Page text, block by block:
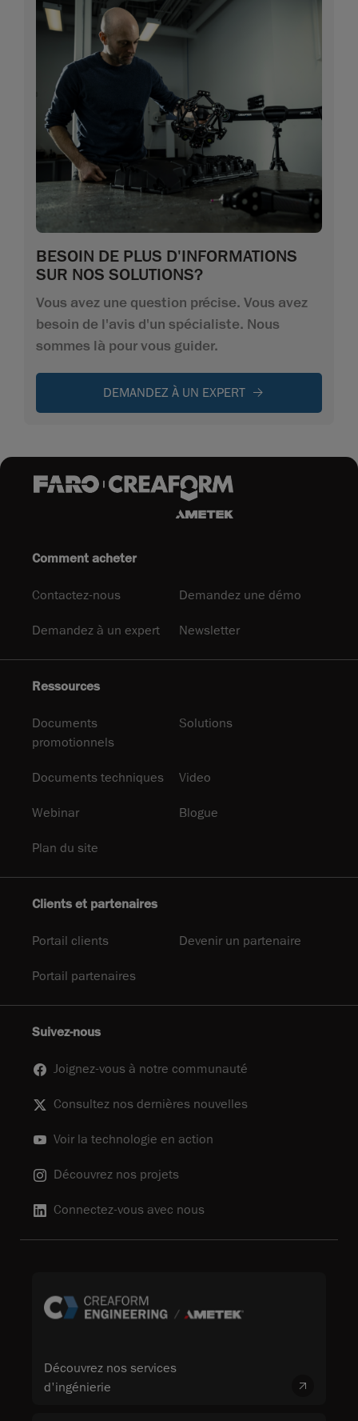
BESOIN DE PLUS D'INFORMATIONS
SUR NOS SOLUTIONS?
Vous avez une question précise. Vous avez
besoin de l'avis d'un spécialiste. Nous
sommes là pour vous guider.
DEMANDEZ À UN EXPERT
Comment acheter
Contactez-nous Demandez une démo
Demandez à un expert Newsletter
Ressources
Documents
promotionnels
Solutions
Documents techniques Video
Webinar Blogue
Plan du site
Clients et partenaires
Portail clients Devenir un partenaire
Portail partenaires
Suivez-nous
Joignez-vous à notre communauté
Consultez nos dernières nouvelles
Voir la technologie en action
Découvrez nos projets
Connectez-vous avec nous
Découvrez nos services
d'ingénierie